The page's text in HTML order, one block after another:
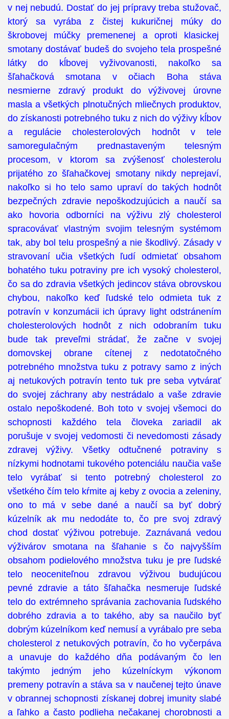
v nej nebudú. Dostať do jej prípravy treba stužovač,
ktorý sa vyrába z čistej kukuričnej múky do
škrobovej múčky premenenej a oproti klasickej
smotany dostávať budeš do svojeho tela prospešné
látky do kĺbovej vyživovanosti, nakoľko sa
šľahačková smotana v očiach Boha stáva
nesmierne zdravý produkt do výživovej úrovne
masla a všetkých plnotučných mliečnych produktov,
do získanosti potrebného tuku z nich do výživy kĺbov
a regulácie cholesterolových hodnôt v tele
samoregulačným prednastaveným telesným
procesom, v ktorom sa zvýšenosť cholesterolu
prijatého zo šľahačkovej smotany nikdy neprejaví,
nakoľko si ho telo samo upraví do takých hodnôt
bezpečných zdravie nepoškodzujúcich a naučí sa
ako hovoria odborníci na výživu zlý cholesterol
spracovávať vlastným svojim telesným systémom
tak, aby bol telu prospešný a nie škodlivý. Zásady v
stravovaní učia všetkých ľudí odmietať obsahom
bohatého tuku potraviny pre ich vysoký cholesterol,
čo sa do zdravia všetkých jedincov stáva obrovskou
chybou, nakoľko keď ľudské telo odmieta tuk z
potravín v konzumácii ich úpravy light odstránením
cholesterolových hodnôt z nich odobraním tuku
bude tak preveľmi strádať, že začne v svojej
domovskej obrane cítenej z nedotatočného
potrebného množstva tuku z potravy samo z iných
aj netukových potravín tento tuk pre seba vytvárať
do svojej záchrany aby nestrádalo a vaše zdravie
ostalo nepoškodené. Boh toto v svojej všemoci do
schopnosti každého tela človeka zariadil ak
porušuje v svojej vedomosti či nevedomosti zásady
zdravej výživy. Všetky odtučnené potraviny s
nízkymi hodnotami tukového potenciálu naučia vaše
telo vyrábať si tento potrebný cholesterol zo
všetkého čím telo kŕmite aj keby z ovocia a zeleniny,
ono to má v sebe dané a naučí sa byť dobrý
kúzelník ak mu nedodáte to, čo pre svoj zdravý
chod dostať výživou potrebuje. Zaznávaná vedou
výživárov smotana na šľahanie s čo najvyšším
obsahom podielového množstva tuku je pre ľudské
telo neoceniteľnou zdravou výživou budujúcou
pevné zdravie a táto šľahačka nesmeruje ľudské
telo do extrémneho správania zachovania ľudského
dobrého zdravia a to takého, aby sa naučilo byť
dobrým kúzelníkom keď nemusí a vyrábalo pre seba
cholesterol z netukových potravín, čo ho vyčerpáva
a unavuje do každého dňa podávaným čo len
takýmto jedným jeho kúzelníckym výkonom
premeny potravín a stáva sa v naučenej tejto únave
v obrannej schopnosti získanej dobrej imunity slabé
a ľahko a často podlieha nečakanej chorobnosti a